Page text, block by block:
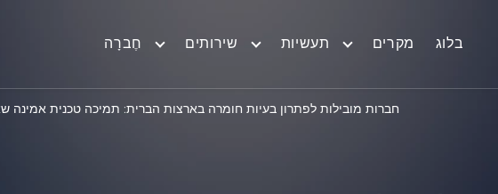
חֶברָה שירותים תעשיות מקרים בלוג
חברות מובילות לפתרון בעיות חומרה בארצות הברית: תמיכה טכנית אמינה